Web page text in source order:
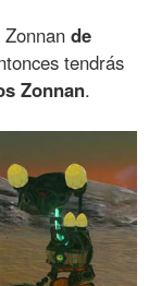
Zonnande
tendrás
Zonnan.